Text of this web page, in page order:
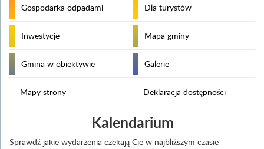
Gospodarka odpadami Dla turystów
Inwestycje Mapa gminy
Gmina w obiektywie Galerie
Mapy strony Deklaracja dostępności
Kalendarium
Sprawdź jakie wydarzenia czekają Cie w najbliższym czasie